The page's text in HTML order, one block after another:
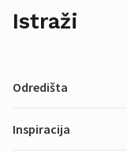
Istraži
Odredišta
Inspiracija